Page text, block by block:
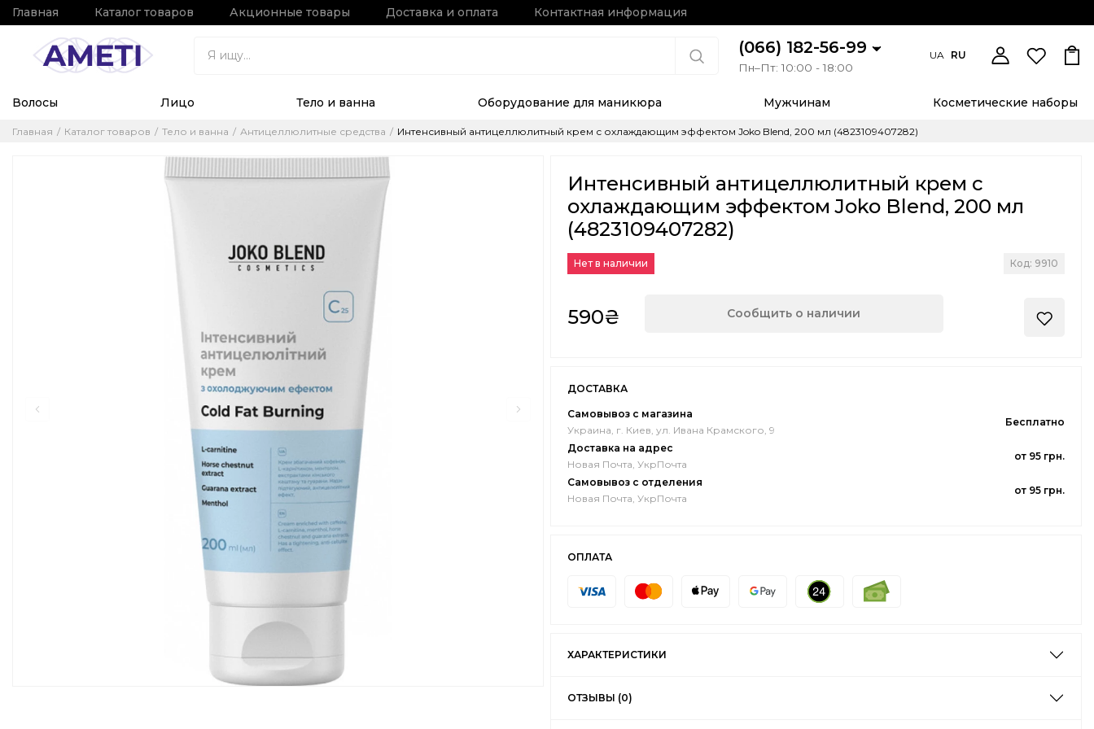
Главная Каталог товаров Акционные товары Доставка и оплата Контактная информация
(066) 182-56-99
Пн–Пт: 10:00 - 18:00
UA RU
Волосы Лицо Тело и ванна Оборудование для маникюра Мужчинам Косметические наборы
Главная Каталог товаров Тело и ванна Антицеллюлитные средства Интенсивный антицеллюлитный крем с охлаждающим эффектом Joko Blend, 200 мл (4823109407282)
Интенсивный антицеллюлитный крем с
охлаждающим эффектом Joko Blend, 200 мл
(4823109407282)
Нет в наличии Код: 9910
590₴ Сообщить о наличии
ДОСТАВКА
Самовывоз с магазина
Украина, г. Киев, ул. Ивана Крамского, 9
Бесплатно
Доставка на адрес
Новая Почта, УкрПочта
от 95 грн.
Самовывоз с отделения
Новая Почта, УкрПочта
от 95 грн.
ОПЛАТА
ХАРАКТЕРИСТИКИ
ОТЗЫВЫ (0)